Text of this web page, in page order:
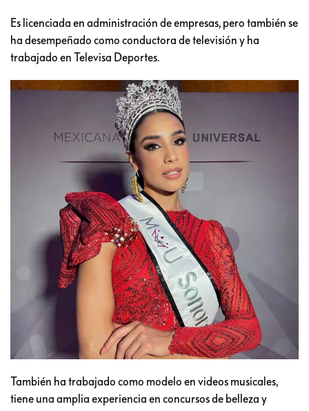
Es licenciada en administración de empresas, pero también se
ha desempeñado como conductora de televisión y ha
trabajado en Televisa Deportes.
También ha trabajado como modelo en videos musicales,
tiene una amplia experiencia en concursos de belleza y